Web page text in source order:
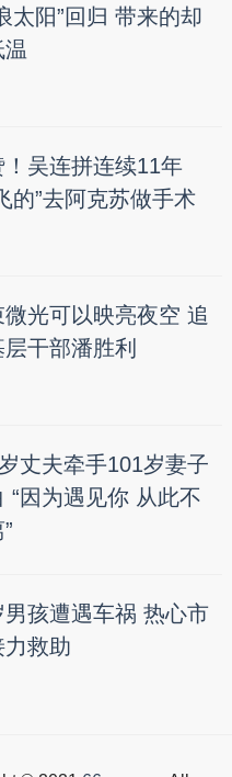
太阳”回归 带来的却
温
！吴连拼连续11年
的”去阿克苏做手术
微光可以映亮夜空 追
干部潘胜利
丈夫牵手101岁妻子
“因为遇见你 从此不
男孩遭遇车祸 热心市
力救助